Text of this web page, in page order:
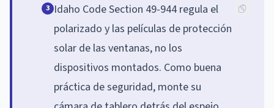
3 Idaho Code Section 49-944 regula el
polarizado y las películas de protección
solar de las ventanas, no los
dispositivos montados. Como buena
práctica de seguridad, monte su